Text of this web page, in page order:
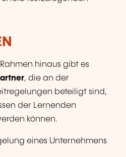
hinaus gibt es
, die an der
beteiligt sind,
der Lernenden
können.
eines Unternehmens